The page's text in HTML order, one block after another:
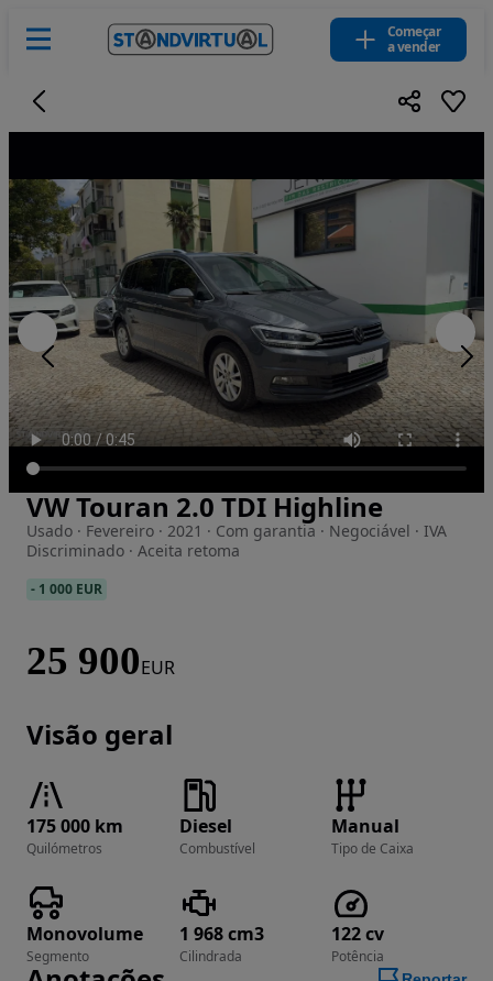
Começar
a vender
Imagem 1 de 18
VW Touran 2.0 TDI Highline
Usado · Fevereiro · 2021 · Com garantia · Negociável · IVA
Discriminado · Aceita retoma
- 1 000 EUR
25 900EUR
Visão geral
175 000 km
Quilómetros
Diesel
Combustível
Manual
Tipo de Caixa
Monovolume
Segmento
1 968 cm3
Cilindrada
122 cv
Potência